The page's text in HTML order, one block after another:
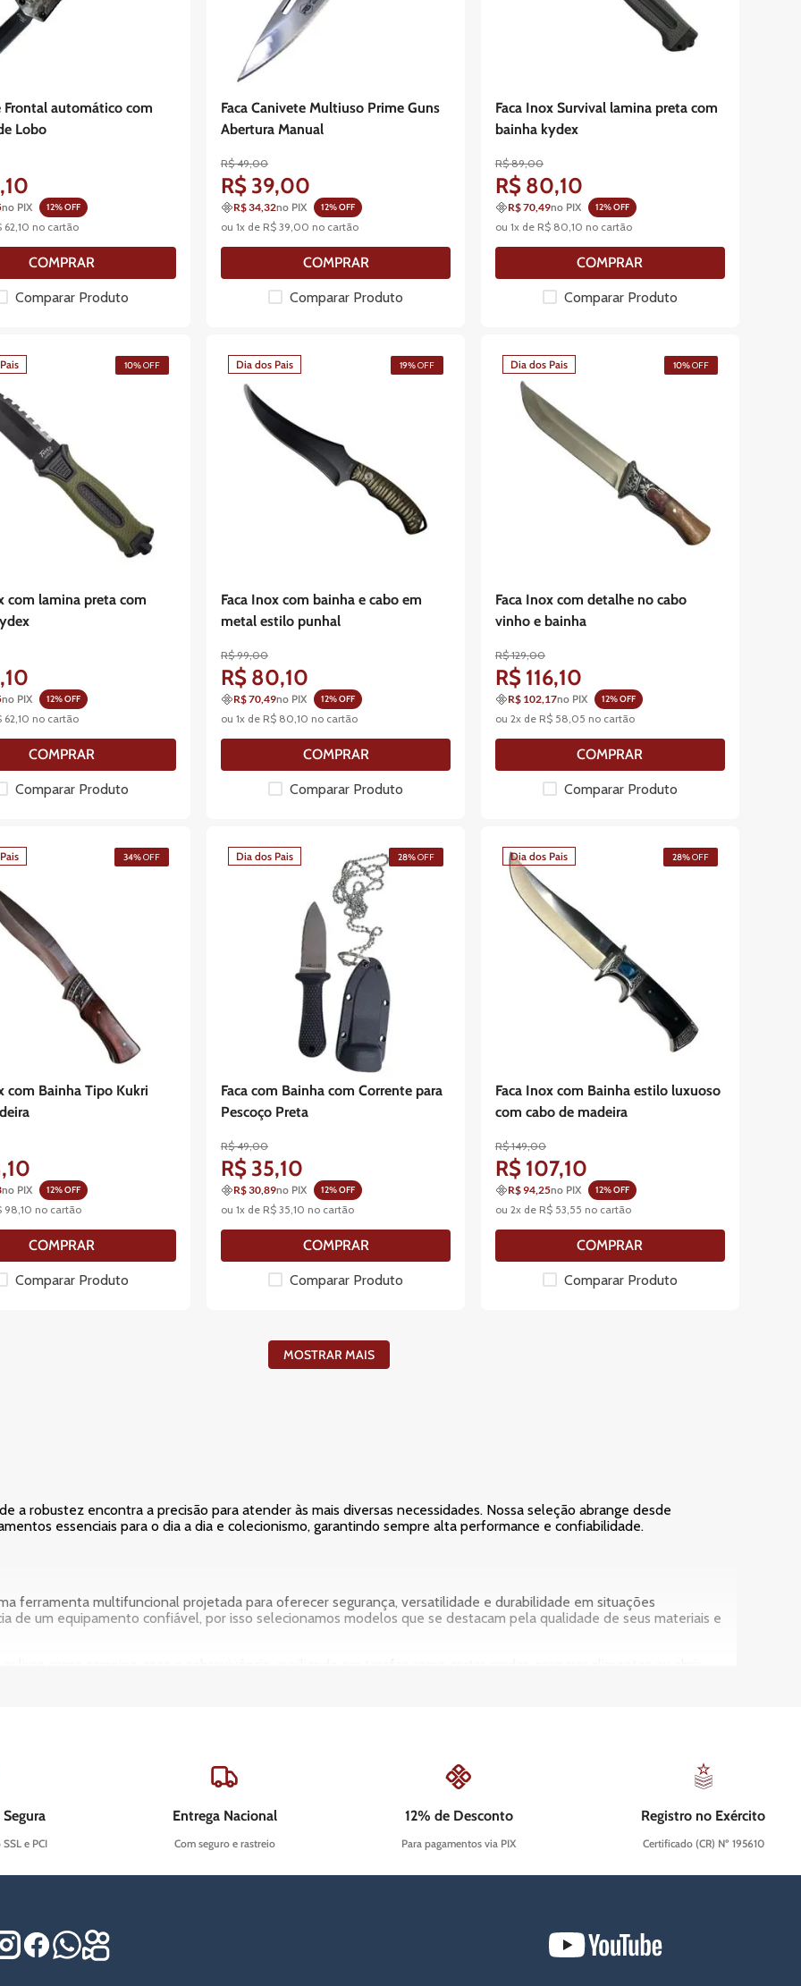
Frontal automático com
Lobo
,10
no PIX 12% OFF
62 ,10 no cartão
COMPRAR
Comparar Produto
Faca Canivete Multiuso Prime Guns
Abertura Manual
R$ 49,00
R$ 39,00
R$ 34,32no PIX 12% OFF
ou1x de R$ 39 00 no cartão
COMPRAR
Comparar Produto
Faca Inox Survival lamina preta com
bainha kydex
R$ 89,00
R$ 80,10
R$ 70,49no PIX 12% OFF
ou 1x de R$ 80 10 no cartão
COMPRAR
Comparar Produto
com lamina preta com
,10
10%OFF
no PIX 12% OFF
62 ,10 no cartão
COMPRAR
Comparar Produto
Dia dos Pais
Faca Inox com bainha e cabo em
metal estilo punhal
R$ 99,00
R$ 80,10
19%OFF
R$ 70,49no PIX 12% OFF
ou1x de R$ 80 ,10 no cartão
COMPRAR
Comparar Produto
Dia dos Pais
Faca Inox com detalhe no cabo
vinho e bainha
R$ 129,00
R$ 116,10
10%OFF
R$ 102,17no PIX 12% OFF
ou 2x de R$ 58 05 no cartão
COMPRAR
Comparar Produto
com Bainha Tipo Kukri
,10
34%OFF
no PIX 12% OFF
98,10 no cartão
COMPRAR
Comparar Produto
Dia dos Pais
Faca com Bainha com Corrente para
Pescoço Preta
R$ 49,00
R$ 35,10
28%OFF
R$ 30,89no PIX 12% OFF
ou1x de R$ 35,10 no cartão
COMPRAR
Comparar Produto
Dia dos Pais
Faca Inox com Bainha estilo luxuoso
com cabo de madeira
R$ 149,00
R$ 107,10
28%OFF
R$ 94,25no PIX 12% OFF
ou 2x de R$ 53,55 no cartão
COMPRAR
Comparar Produto
MOSTRAR MAIS
a robustez encontra a precisão para atender às mais diversas necessidades. Nossa seleção abrange desde
essenciais para o dia a dia e colecionismo, garantindo sempre alta performance e confiabilidade.
ferramenta multifuncional projetada para oferecer segurança, versatilidade e durabilidade em situações
de um equipamento confiável, por isso selecionamos modelos que se destacam pela qualidade de seus materiais e
de segurança encontram nas facas táticas um recurso indispensável para suas operações diárias, desde
e a engenharia por trás das facas táticas, colecionando peças únicas por sua história, raridade ou inovação.
tamanho e funcionalidade, tornando-as um item essencial para quem busca preparo e eficiência.
informada e segura.
e PCI
Entrega Nacional
Com seguro e rastreio
12% de Desconto
Para pagamentos via PIX
Registro no Exército
Certificado (CR) Nº 195610